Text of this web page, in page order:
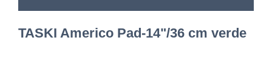
TASKI Americo Pad-14"/36 cm verde